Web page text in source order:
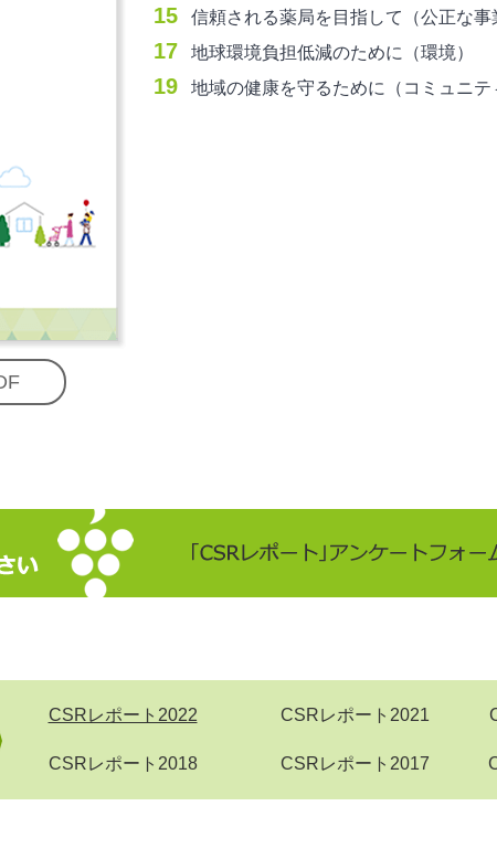
15 信頼される薬局を目指して（公正な事
17 地球環境負担低減のために（環境）
19 地域の健康を守るために（コミュニテ
CSRレポート2022 CSRレポート2021
CSRレポート2018 CSRレポート2017